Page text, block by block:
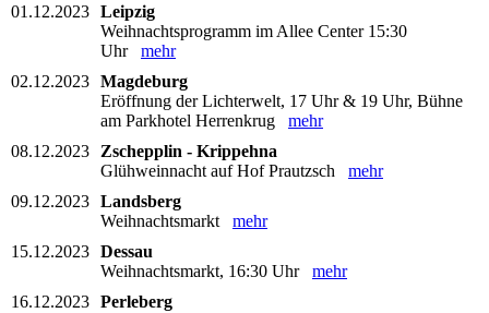
01.12.2023 Leipzig
Weihnachtsprogramm im Allee Center 15:30
Uhr mehr
02.12.2023 Magdeburg
Eröffnung der Lichterwelt, 17 Uhr & 19 Uhr, Bühne
am Parkhotel Herrenkrug mehr
08.12.2023
Zschepplin - Krippehna
Glühweinnacht auf Hof Prautzsch mehr
09.12.2023 Landsberg
Weihnachtsmarkt mehr
15.12.2023 Dessau
Weihnachtsmarkt, 16:30 Uhr mehr
16.12.2023 Perleberg